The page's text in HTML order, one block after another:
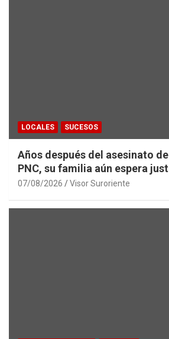
LOCALES SUCESOS
Años después del asesinato
PNC, su familia aún espera
07/08/2026 Visor Suroriente